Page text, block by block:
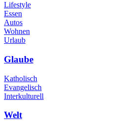
Lifestyle
Essen
Autos
Wohnen
Urlaub
Glaube
Katholisch
Evangelisch
Interkulturell
Welt